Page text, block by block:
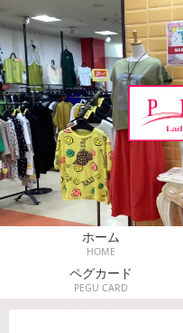
ホーム
HOME
ペグカード
PEGU CARD